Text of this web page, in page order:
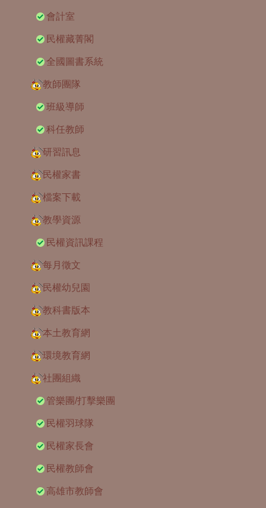
會計室
民權藏菁閣
全國圖書系統
教師團隊
班級導師
科任教師
研習訊息
民權家書
檔案下載
教學資源
民權資訊課程
每月徵文
民權幼兒園
教科書版本
本土教育網
環境教育網
社團組織
管樂團/打擊樂團
民權羽球隊
民權家長會
民權教師會
高雄市教師會